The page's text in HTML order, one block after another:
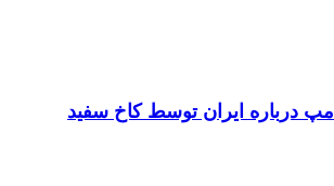
درباره ایران توسط کاخ سفید